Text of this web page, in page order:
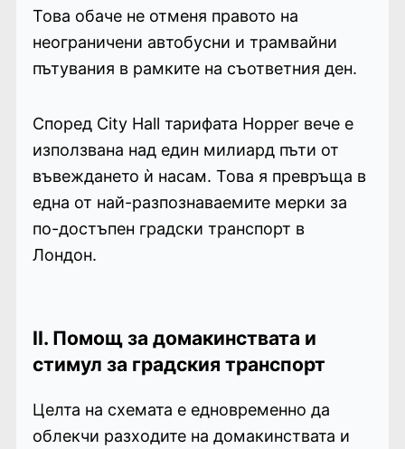
Това обаче не отменя правото на
неограничени автобусни и трамвайни
пътувания в рамките на съответния ден.
Според City Hall тарифата Hopper вече е
използвана над един милиард пъти от
въвеждането ѝ насам. Това я превръща в
една от най-разпознаваемите мерки за
по-достъпен градски транспорт в
Лондон.
II. Помощ за домакинствата и
стимул за градския транспорт
Целта на схемата е едновременно да
облекчи разходите на домакинствата и